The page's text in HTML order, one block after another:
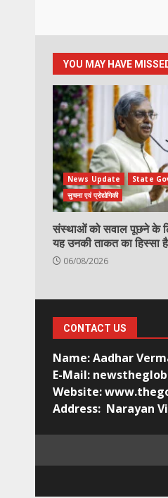
YOU MAY HAVE
News Update
State
सुचना एवं प्रोद्योगिकी
संस्थाओं को सवाल पूछने के
यह उनकी ताकत का हिस्सा
06/08/2026
CONTACT US
Name: Aadhar
E-Mail:
Website:
Address: Narayan